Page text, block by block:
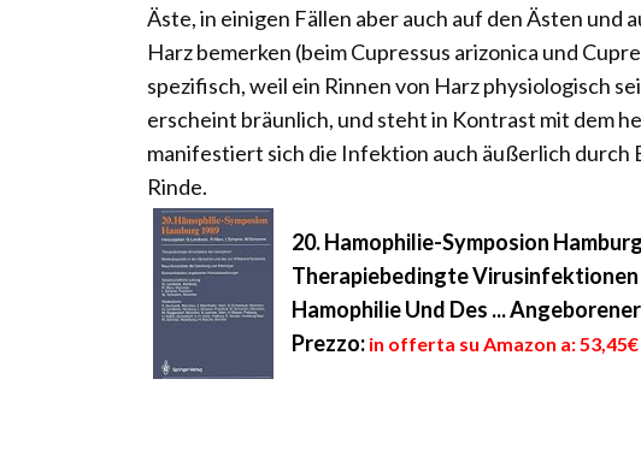
Äste, in einigen Fällen aber auch auf den Ästen und
Harz bemerken (beim Cupressus arizonica und
spezifisch, weil ein Rinnen von Harz physiologisch
erscheint bräunlich, und steht in Kontrast mit dem
manifestiert sich die Infektion auch äußerlich
Rinde.
20. Hamophilie-Symposion
Therapiebedingte
Hamophilie Und Des ...
Prezzo: in offerta su Amazon a: 53,45€